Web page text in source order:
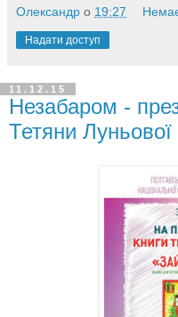
Олександр о 19:27
Надати доступ
11.12.15
Незабаром -
Тетяни